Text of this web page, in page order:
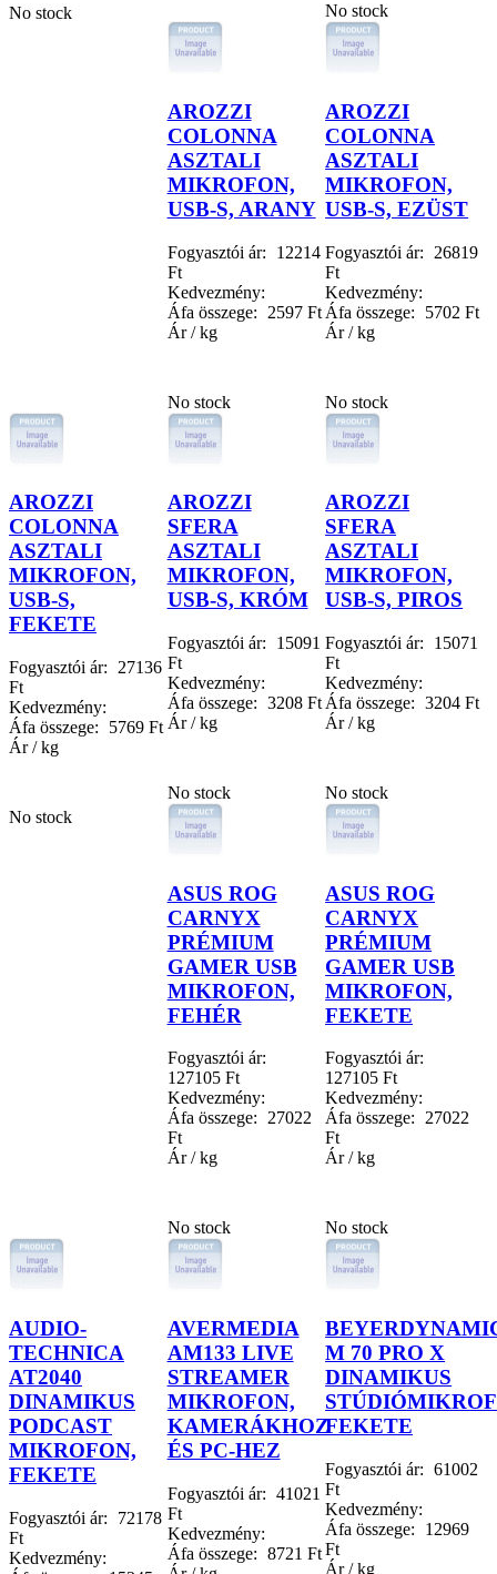
No stock No stock
AROZZI
COLONNA
ASZTALI
MIKROFON,
USB-S, ARANY
Fogyasztói ár:
12214
Ft
Kedvezmény:
Áfa összege:
2597 Ft
Ár / kg
No stock
AROZZI
COLONNA
ASZTALI
MIKROFON,
USB-S, EZÜST
Fogyasztói ár:
26819
Ft
Kedvezmény:
Áfa összege:
5702 Ft
Ár / kg
No stock
AROZZI
COLONNA
ASZTALI
MIKROFON,
USB-S,
FEKETE
Fogyasztói ár:
27136
Ft
Kedvezmény:
Áfa összege:
5769 Ft
Ár / kg
No stock
AROZZI
SFERA
ASZTALI
MIKROFON,
USB-S, KRÓM
Fogyasztói ár:
15091
Ft
Kedvezmény:
Áfa összege: 3208 Ft
Ár / kg
No stock
AROZZI
SFERA
ASZTALI
MIKROFON,
USB-S, PIROS
Fogyasztói ár:
15071
Ft
Kedvezmény:
Áfa összege: 3204 Ft
Ár / kg
No stock
ASUS ROG
CARNYX
PRÉMIUM
GAMER USB
MIKROFON,
FEHÉR
Fogyasztói ár:
127105 Ft
Kedvezmény:
Áfa összege: 27022
Ft
Ár / kg
No stock
ASUS ROG
CARNYX
PRÉMIUM
GAMER USB
MIKROFON,
FEKETE
Fogyasztói ár:
127105 Ft
Kedvezmény:
Áfa összege: 27022
Ft
Ár / kg
No stock
AUDIO-
TECHNICA
AT2040
DINAMIKUS
PODCAST
MIKROFON,
FEKETE
Fogyasztói ár:
72178
Ft
Kedvezmény:
AVERMEDIA
AM133 LIVE
STREAMER
MIKROFON,
KAMERÁKHOZ
ÉS PC-HEZ
Fogyasztói ár: 41021
Ft
Kedvezmény:
Áfa összege: 8721 Ft
M 70 PRO X
DINAMIKUS
FEKETE
Fogyasztói ár: 61002
Ft
Kedvezmény:
Áfa összege:
12969
Ft
Ár / kg